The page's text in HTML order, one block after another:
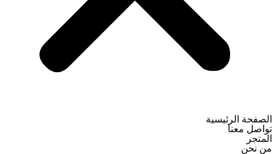
الصفحة الرئيسية
تواصل معنا
المتجر
من نحن